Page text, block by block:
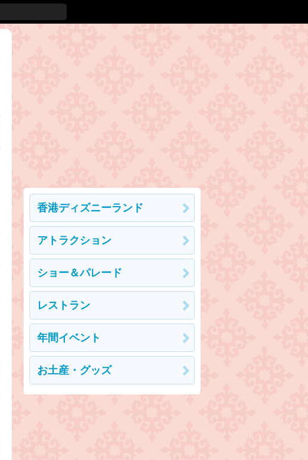
香港ディズニーランド
アトラクション
ショー＆パレード
レストラン
年間イベント
お土産・グッズ